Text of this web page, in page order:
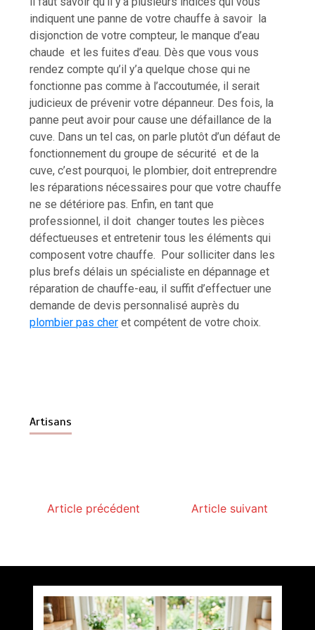
indiquent une panne de votre chauffe à savoir la
disjonction de votre compteur, le manque d’eau
chaude et les fuites d’eau. Dès que vous vous
rendez compte qu’il y’a quelque chose qui ne
fonctionne pas comme à l’accoutumée, il serait
judicieux de prévenir votre dépanneur. Des fois, la
panne peut avoir pour cause une défaillance de la
cuve. Dans un tel cas, on parle plutôt d’un défaut de
fonctionnement du groupe de sécurité et de la
cuve, c’est pourquoi, le plombier, doit entreprendre
les réparations nécessaires pour que votre chauffe
ne se détériore pas. Enfin, en tant que
professionnel, il doit changer toutes les pièces
défectueuses et entretenir tous les éléments qui
composent votre chauffe. Pour solliciter dans les
plus brefs délais un spécialiste en dépannage et
réparation de chauffe-eau, il suffit d’effectuer une
demande de devis personnalisé auprès du
plombier pas cher et compétent de votre choix.
Artisans
Article précédent Article suivant
de l’excellent
parPovoski
5 août 2026
6 minutes
4 jours